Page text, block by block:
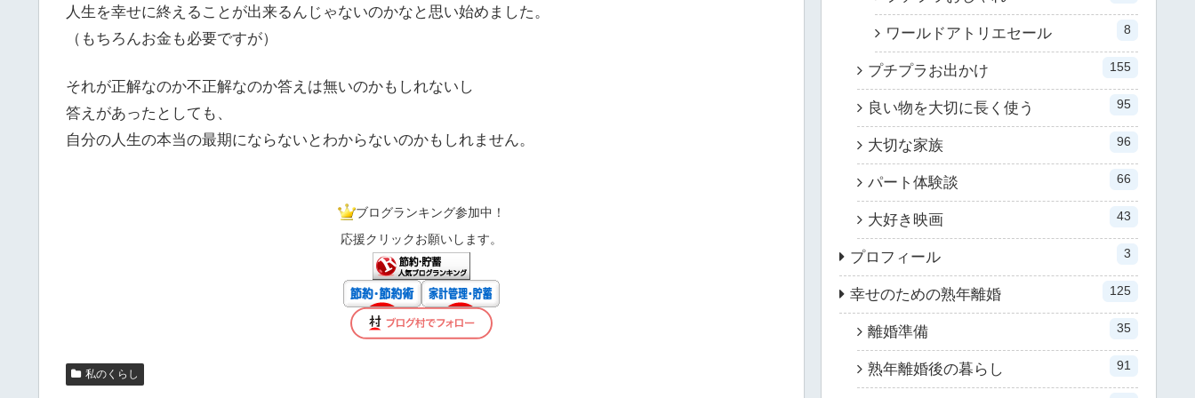
人生を幸せに終えることが出来るんじゃないのかなと思い始めました。
（もちろんお金も必要ですが）
それが正解なのか不正解なのか答えは無いのかもしれないし
答えがあったとしても、
自分の人生の本当の最期にならないとわからないのかもしれません。
ブログランキング参加中！
応援クリックお願いします。
私のくらし
ワールドアトリエセール 8
プチプラお出かけ 155
良い物を大切に長く使う 95
大切な家族 96
パート体験談 66
大好き映画 43
プロフィール 3
幸せのための熟年離婚 125
離婚準備 35
熟年離婚後の暮らし 91